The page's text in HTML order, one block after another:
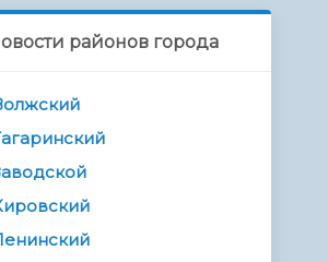
районов города